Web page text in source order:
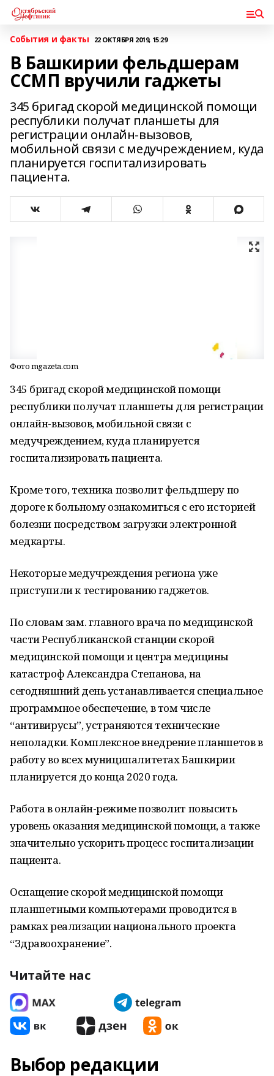
События и факты 22 ОКТЯБРЯ 2019, 15:29
В Башкирии фельдшерам
ССМП вручили гаджеты
345 бригад скорой медицинской помощи
республики получат планшеты для
регистрации онлайн-вызовов,
мобильной связи с медучреждением, куда
планируется госпитализировать
пациента.
Фото mgazeta.com
345 бригад скорой медицинской помощи
республики получат планшеты для регистрации
онлайн-вызовов, мобильной связи с
медучреждением, куда планируется
госпитализировать пациента.
Кроме того, техника позволит фельдшеру по
дороге к больному ознакомиться с его историей
болезни посредством загрузки электронной
медкарты.
Некоторые медучреждения региона уже
приступили к тестированию гаджетов.
По словам зам. главного врача по медицинской
части Республиканской станции скорой
медицинской помощи и центра медицины
катастроф Александра Степанова, на
сегодняшний день устанавливается специальное
программное обеспечение, в том числе
“антивирусы”, устраняются технические
неполадки. Комплексное внедрение планшетов в
работу во всех муниципалитетах Башкирии
планируется до конца 2020 года.
Работа в онлайн-режиме позволит повысить
уровень оказания медицинской помощи, а также
значительно ускорить процесс госпитализации
пациента.
Оснащение скорой медицинской помощи
планшетными компьютерами проводится в
рамках реализации национального проекта
“Здравоохранение”.
Читайте нас
Выбор редакции